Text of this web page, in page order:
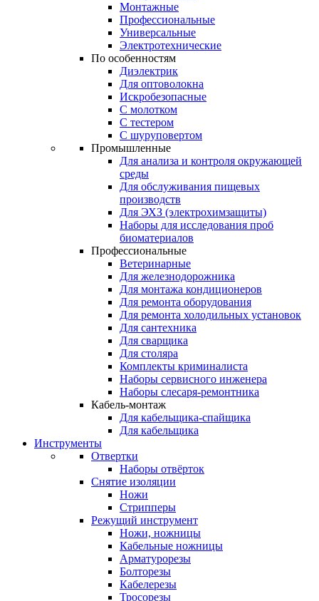
Монтажные
Профессиональные
Универсальные
Электротехнические
По особенностям
Диэлектрик
Для оптоволокна
Искробезопасные
С молотком
С тестером
С шуруповертом
Промышленные
Для анализа и контроля окружающей
среды
Для обслуживания пищевых
производств
Для ЭХЗ (электрохимзащиты)
Наборы для исследования проб
биоматериалов
Профессиональные
Ветеринарные
Для железнодорожника
Для монтажа кондиционеров
Для ремонта оборудования
Для ремонта холодильных установок
Для сантехника
Для сварщика
Для столяра
Комплекты криминалиста
Наборы сервисного инженера
Наборы слесаря-ремонтника
Кабель-монтаж
Для кабельщика-спайщика
Для кабельщика
Инструменты
Отвертки
Наборы отвёрток
Снятие изоляции
Ножи
Стрипперы
Режущий инструмент
Ножи, ножницы
Кабельные ножницы
Арматурорезы
Болторезы
Кабелерезы
Тросорезы